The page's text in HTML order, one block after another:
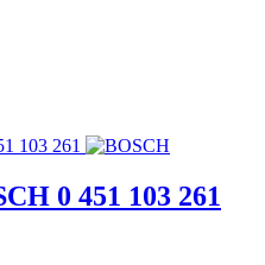
0 451 103 261